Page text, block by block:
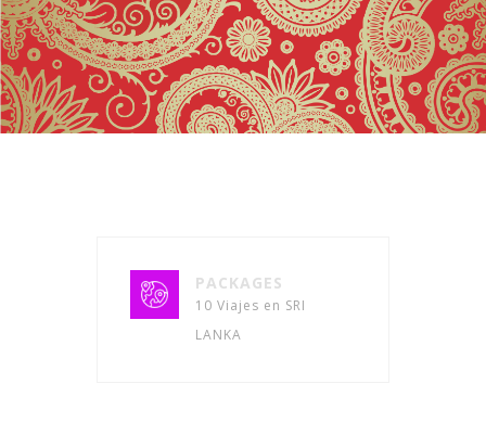
PACKAGES
10 Viajes en SRI
LANKA